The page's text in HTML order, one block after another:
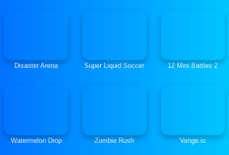
Disaster Arena Super Liquid Soccer 12 Mini Battles 2
Watermelon Drop Zombie Rush Venge.io